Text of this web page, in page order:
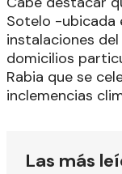
Sotelo -ubicada
instalaciones
domicilios
Rabia que se
inclemencias
Las más